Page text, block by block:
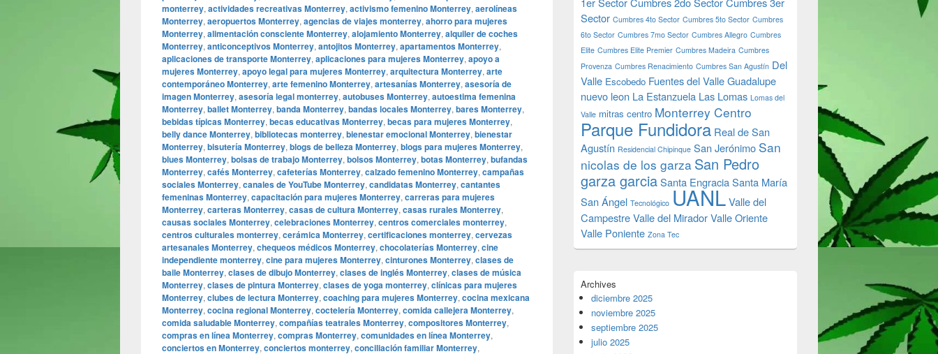
monterrey, actividades recreativas Monterrey, activismo femenino Monterrey, aerolíneas
Monterrey, aeropuertos Monterrey, agencias de viajes monterrey, ahorro para mujeres
Monterrey, alimentación consciente Monterrey, alojamiento Monterrey, alquiler de coches
Monterrey, anticonceptivos Monterrey, antojitos Monterrey, apartamentos Monterrey,
aplicaciones de transporte Monterrey, aplicaciones para mujeres Monterrey, apoyo a
mujeres Monterrey, apoyo legal para mujeres Monterrey, arquitectura Monterrey, arte
contemporáneo Monterrey, arte femenino Monterrey, artesanías Monterrey, asesoría de
imagen Monterrey, asesoría legal monterrey, autobuses Monterrey, autoestima femenina
Monterrey, ballet Monterrey, banda Monterrey, bandas locales Monterrey, bares Monterrey,
bebidas típicas Monterrey, becas educativas Monterrey, becas para mujeres Monterrey,
belly dance Monterrey, bibliotecas monterrey, bienestar emocional Monterrey, bienestar
Monterrey, bisutería Monterrey, blogs de belleza Monterrey, blogs para mujeres Monterrey,
blues Monterrey, bolsas de trabajo Monterrey, bolsos Monterrey, botas Monterrey, bufandas
Monterrey, cafés Monterrey, cafeterías Monterrey, calzado femenino Monterrey, campañas
sociales Monterrey, canales de YouTube Monterrey, candidatas Monterrey, cantantes
femeninas Monterrey, capacitación para mujeres Monterrey, carreras para mujeres
Monterrey, carteras Monterrey, casas de cultura Monterrey, casas rurales Monterrey,
causas sociales Monterrey, celebraciones Monterrey, centros comerciales monterrey,
centros culturales monterrey, cerámica Monterrey, certificaciones monterrey, cervezas
artesanales Monterrey, chequeos médicos Monterrey, chocolaterías Monterrey, cine
independiente monterrey, cine para mujeres Monterrey, cinturones Monterrey, clases de
baile Monterrey, clases de dibujo Monterrey, clases de inglés Monterrey, clases de música
Monterrey, clases de pintura Monterrey, clases de yoga monterrey, clínicas para mujeres
Monterrey, clubes de lectura Monterrey, coaching para mujeres Monterrey, cocina mexicana
Monterrey, cocina regional Monterrey, coctelería Monterrey, comida callejera Monterrey,
comida saludable Monterrey, compañías teatrales Monterrey, compositores Monterrey,
compras en línea Monterrey, compras Monterrey, comunidades en línea Monterrey,
conciertos en Monterrey, conciertos monterrey, conciliación familiar Monterrey,
Sector Cumbres 4to Sector Cumbres 5to Sector Cumbres
6to Sector Cumbres 7mo Sector Cumbres Allegro Cumbres
Elite Cumbres Elite Premier Cumbres Madeira Cumbres
Provenza Cumbres Renacimiento Cumbres San Agustín Del
Valle Escobedo Fuentes del ValleGuadalupe
nuevo leon La Estanzuela Las Lomas Lomas del
Valle mitras centro Monterrey Centro
Parque Fundidora Real de San
Agustín Residencial Chipinque San Jerónimo San
nicolas de los garza San Pedro
garza garciaSanta EngraciaSanta María
San Ángel Tecnológico UANLValle del
CampestreValle del MiradorValle Oriente
Valle Poniente Zona Tec
Archives
diciembre 2025
noviembre 2025
septiembre 2025
julio 2025